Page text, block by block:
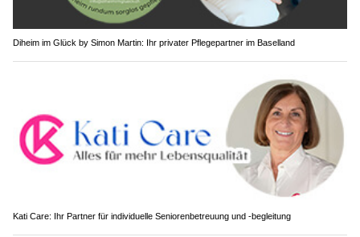
Diheim im Glück by Simon Martin: Ihr privater Pflegepartner im Baselland
Kati Care: Ihr Partner für individuelle Seniorenbetreuung und -begleitung